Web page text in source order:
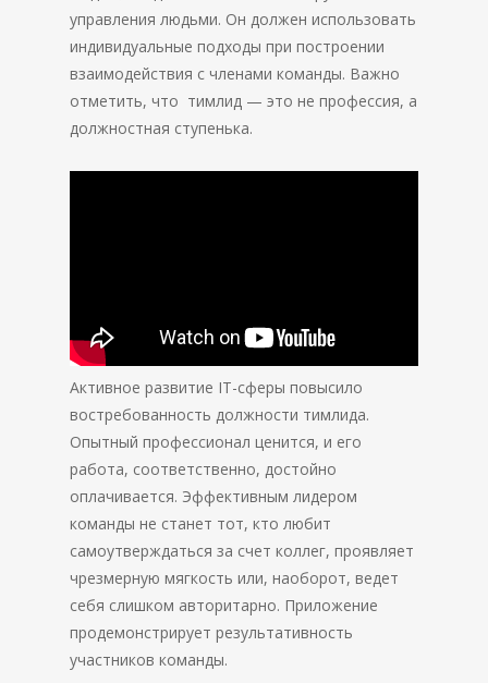
управления людьми. Он должен использовать
индивидуальные подходы при построении
взаимодействия с членами команды. Важно
отметить, что тимлид — это не профессия, а
должностная ступенька.
Активное развитие IT-сферы повысило
востребованность должности тимлида.
Опытный профессионал ценится, и его
работа, соответственно, достойно
оплачивается. Эффективным лидером
команды не станет тот, кто любит
самоутверждаться за счет коллег, проявляет
чрезмерную мягкость или, наоборот, ведет
себя слишком авторитарно. Приложение
продемонстрирует результативность
участников команды.